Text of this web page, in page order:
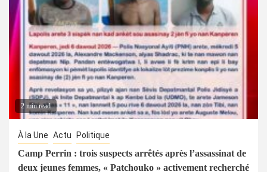
2 min read
À la Une Actu Politique
Camp Perrin : trois suspects arrêtés après l’assassinat de
deux jeunes femmes, « Patchouko » activement recherché